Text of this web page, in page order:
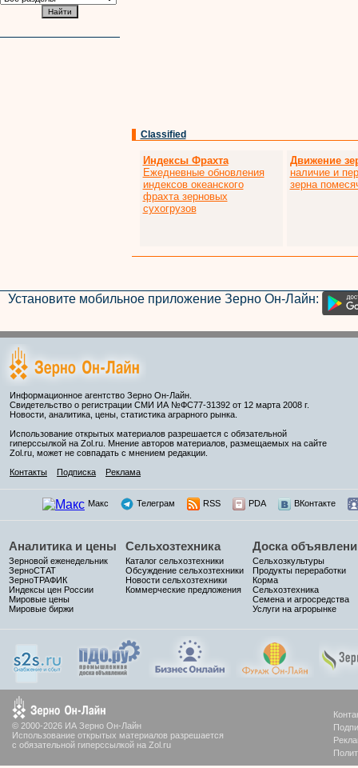
Classified
Индексы Фрахта
Ежедневные обновления
индексов океанского
фрахта зерновых
сухогрузов
Движение
наличие и
зерна
Установите мобильное приложение Зерно Он-Лайн:
Информационное агентство Зерно Он-Лайн.
Свидетельство о регистрации СМИ ИА №ФС77-31392 от 12 марта 2008 г.
Новости, аналитика, цены, статистика аграрного рынка.
Использование открытых материалов разрешается с обязательной
гиперссылкой на Zol.ru. Мнение авторов материалов, размещаемых на сайте
Zol.ru, может не совпадать с мнением редакции.
Контакты
Подписка Реклама
Макс Телеграм RSS PDA ВКонтакте
Аналитика и цены
Зерновой еженедельник
ЗерноСТАТ
ЗерноТРАФИК
Индексы цен России
Мировые цены
Мировые биржи
Сельхозтехника
Каталог сельхозтехники
Обсуждение сельхозтехники
Новости сельхозтехники
Коммерческие предложения
Доска
Сельхозкультуры
Продукты переработки
Корма
Сельхозтехника
Семена и агросредства
Услуги на агрорынке
© 2000-2026 ИА Зерно Он-Лайн
Использование открытых материалов разрешается
с обязательной гиперссылкой на Zol.ru